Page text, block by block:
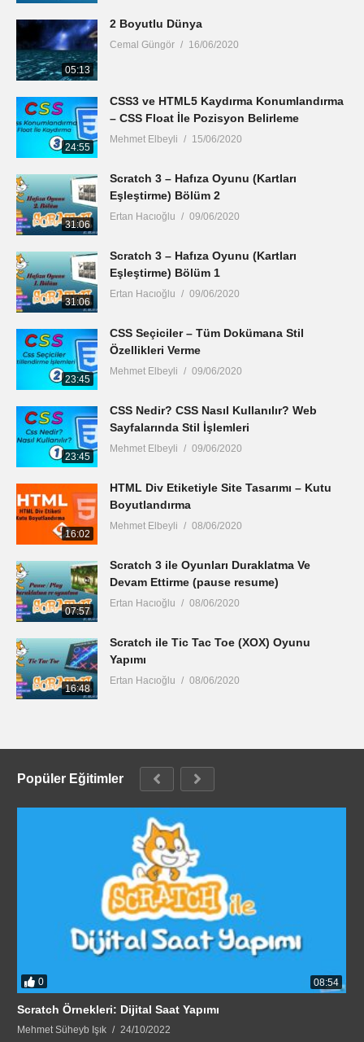
05:13
2 Boyutlu Dünya
Cemal Güngör 16/06/2020
24:55
CSS3 ve HTML5 Kaydırma Konumlandırma
– CSS Float İle Pozisyon Belirleme
Mehmet Elbeyli 15/06/2020
31:06
Scratch 3 – Hafıza Oyunu (Kartları
Eşleştirme) Bölüm 2
Ertan Hacıoğlu 09/06/2020
31:06
Scratch 3 – Hafıza Oyunu (Kartları
Eşleştirme) Bölüm 1
Ertan Hacıoğlu 09/06/2020
23:45
CSS Seçiciler – Tüm Dokümana Stil
Özellikleri Verme
Mehmet Elbeyli 09/06/2020
23:45
CSS Nedir? CSS Nasıl Kullanılır? Web
Sayfalarında Stil İşlemleri
Mehmet Elbeyli 09/06/2020
16:02
HTML Div Etiketiyle Site Tasarımı – Kutu
Boyutlandırma
Mehmet Elbeyli 08/06/2020
07:57
Scratch 3 ile Oyunları Duraklatma Ve
Devam Ettirme (pause resume)
Ertan Hacıoğlu 08/06/2020
16:48
Scratch ile Tic Tac Toe (XOX) Oyunu
Yapımı
Ertan Hacıoğlu 08/06/2020
Popüler Eğitimler
0 08:54
Scratch Örnekleri: Dijital Saat Yapımı
Mehmet Süheyb Işık 24/10/2022